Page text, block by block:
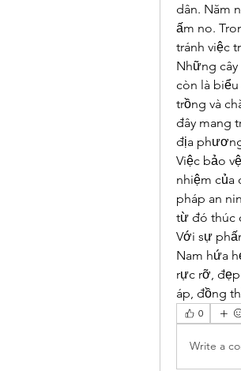
dân. Năm
ấm no.
tránh việc
Những cây
còn là
trồng và
đây mang
địa
Việc bảo
nhiệm của
pháp an
từ đó thúc
Với sự
Nam hứa
rực rỡ,
áp, đồng
0
Write a